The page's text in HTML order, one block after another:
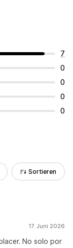
7
0
0
0
0
Sortieren
17. Juni 2026
No solo por